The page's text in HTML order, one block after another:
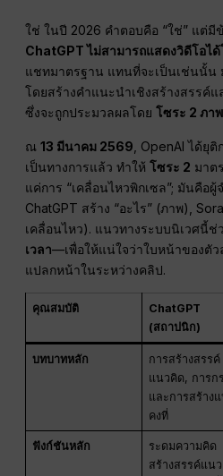
ใช่ ในปี 2026 คำตอบคือ “ใช่” แต่
ChatGPT ไม่สามารถแสดงวิดีโอได้
แชทมาตรฐาน แทนที่จะเป็นเช่นนั้น
โดยสร้างคำแนะนำเชิงสร้างสรรค์
ซึ่งจะถูกประมวลผลโดยโซระ 2 ภา
ณ13 มีนาคม 2569 , OpenAI ได้ยุ
เป็นทางการแล้ว ทำให้โซระ 2 มาต
แค่การ “เคลื่อนไหวพิกเซล”; มันคือ
ChatGPT สร้าง “อะไร” (ภาพ),
เคลื่อนไหว). แนวทางระบบนิเวศนี้ช่
เวลา—เพื่อให้แน่ใจว่าใบหน้าของตั
แปลกหน้าในระหว่างคลิป.
คุณสมบัติ
ChatGPT
(สถาปนิก)
บทบาทหลัก
การสร้างสรรค์
แนวคิด, การก
และการสร้าง
คงที่
ฟังก์ชันหลัก
ระดมความคิด
สร้างสรรค์แน